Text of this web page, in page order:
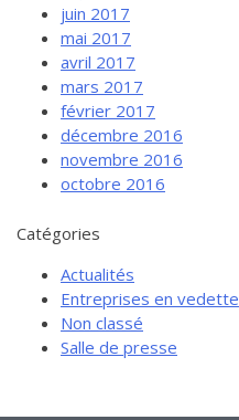
juin 2017
mai 2017
avril 2017
mars 2017
février 2017
décembre 2016
novembre 2016
octobre 2016
Catégories
Actualités
Entreprises en vedette
Non classé
Salle de presse